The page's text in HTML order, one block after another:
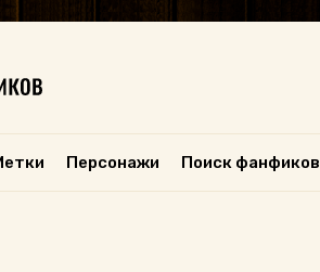
Персонажи Поиск фанфиков